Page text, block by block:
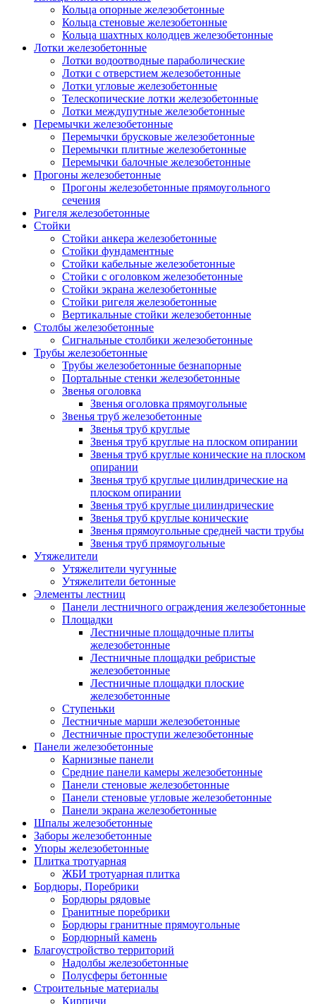
Кольца опорные железобетонные
Кольца стеновые железобетонные
Кольца шахтных колодцев железобетонные
Лотки железобетонные
Лотки водоотводные параболические
Лотки с отверстием железобетонные
Лотки угловые железобетонные
Телескопические лотки железобетонные
Лотки междупутные железобетонные
Перемычки железобетонные
Перемычки брусковые железобетонные
Перемычки плитные железобетонные
Перемычки балочные железобетонные
Прогоны железобетонные
Прогоны железобетонные прямоугольного
сечения
Ригеля железобетонные
Стойки
Стойки анкера железобетонные
Стойки фундаментные
Стойки кабельные железобетонные
Стойки с оголовком железобетонные
Стойки экрана железобетонные
Стойки ригеля железобетонные
Вертикальные стойки железобетонные
Столбы железобетонные
Сигнальные столбики железобетонные
Трубы железобетонные
Трубы железобетонные безнапорные
Портальные стенки железобетонные
Звенья оголовка
Звенья оголовка прямоугольные
Звенья труб железобетонные
Звенья труб круглые
Звенья труб круглые на плоском опирании
Звенья труб круглые конические на плоском
опирании
Звенья труб круглые цилиндрические на
плоском опирании
Звенья труб круглые цилиндрические
Звенья труб круглые конические
Звенья прямоугольные средней части трубы
Звенья труб прямоугольные
Утяжелители
Утяжелители чугунные
Утяжелители бетонные
Элементы лестниц
Панели лестничного ограждения железобетонные
Площадки
Лестничные площадочные плиты
железобетонные
Лестничные площадки ребристые
железобетонные
Лестничные площадки плоские
железобетонные
Ступеньки
Лестничные марши железобетонные
Лестничные проступи железобетонные
Панели железобетонные
Карнизные панели
Средние панели камеры железобетонные
Панели стеновые железобетонные
Панели стеновые угловые железобетонные
Панели экрана железобетонные
Шпалы железобетонные
Заборы железобетонные
Упоры железобетонные
Плитка тротуарная
ЖБИ тротуарная плитка
Бордюры, Поребрики
Бордюры рядовые
Гранитные поребрики
Бордюры гранитные прямоугольные
Бордюрный камень
Благоустройство территорий
Надолбы железобетонные
Полусферы бетонные
Строительные материалы
Кирпичи